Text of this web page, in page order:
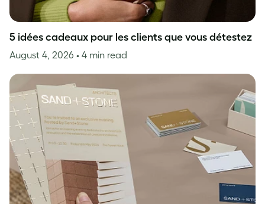
5 idées cadeaux pour les clients que vous détestez
August 4, 2026 • 4 min read